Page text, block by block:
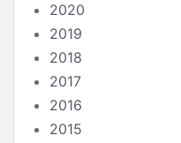
2020
2019
2018
2017
2016
2015